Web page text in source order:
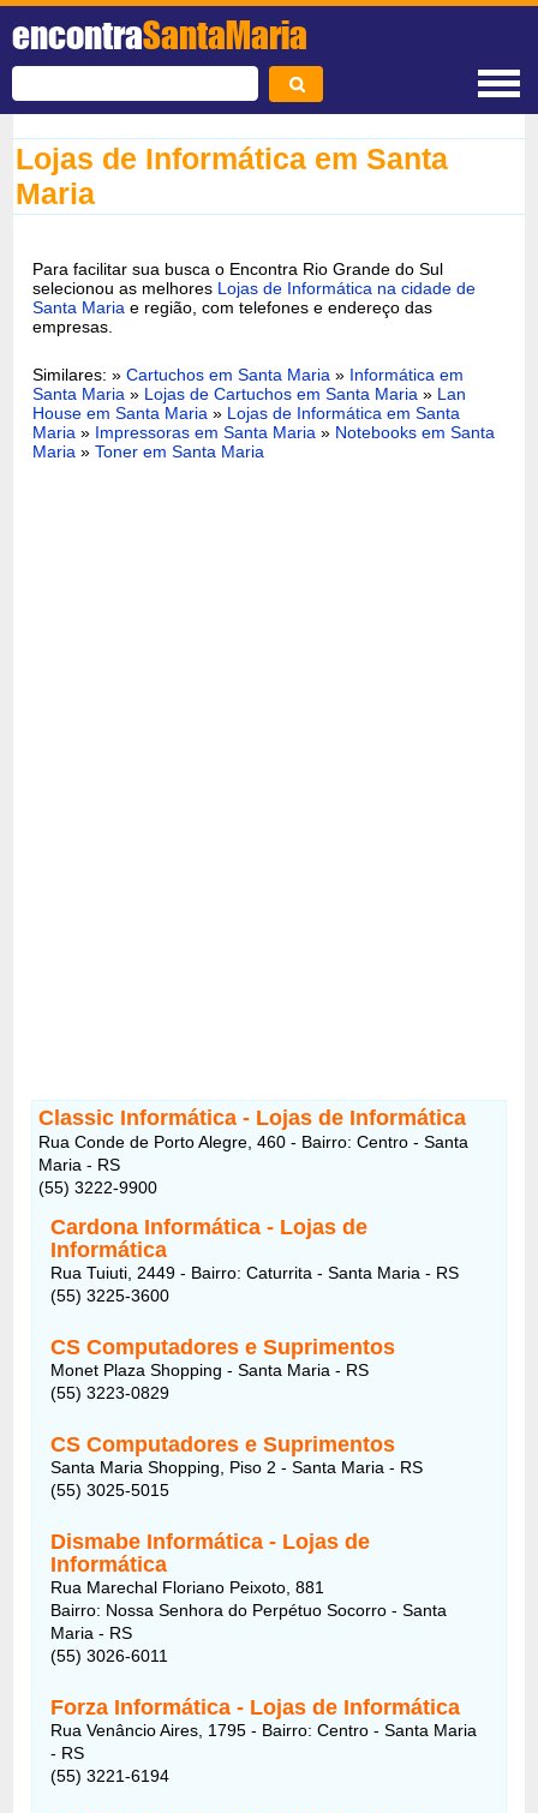
encontraSantaMaria
Lojas de Informática em Santa
Maria
Para facilitar sua busca o Encontra Rio Grande do Sul
selecionou as melhores Lojas de Informática na cidade de
Santa Mariae região, com telefones e endereço das
empresas.
Similares: »Cartuchos em Santa Maria » Informática em
Santa Maria » Lojas de Cartuchos em Santa Maria » Lan
House em Santa Maria » Lojas de Informática em Santa
Maria » Impressoras em Santa Maria » Notebooks em Santa
Maria »Toner em Santa Maria
Classic Informática - Lojas de Informática
Rua Conde de Porto Alegre, 460 - Bairro: Centro - Santa
Maria - RS
(55) 3222-9900
Cardona Informática - Lojas de
Informática
Rua Tuiuti, 2449 - Bairro: Caturrita - Santa Maria - RS
(55) 3225-3600
CS Computadores e Suprimentos
Monet Plaza Shopping - Santa Maria - RS
(55) 3223-0829
CS Computadores e Suprimentos
Santa Maria Shopping, Piso 2 - Santa Maria - RS
(55) 3025-5015
Dismabe Informática - Lojas de
Informática
Rua Marechal Floriano Peixoto, 881
Bairro: Nossa Senhora do Perpétuo Socorro - Santa
Maria - RS
(55) 3026-6011
Forza Informática - Lojas de Informática
Rua Venâncio Aires, 1795 - Bairro: Centro - Santa Maria
- RS
(55) 3221-6194